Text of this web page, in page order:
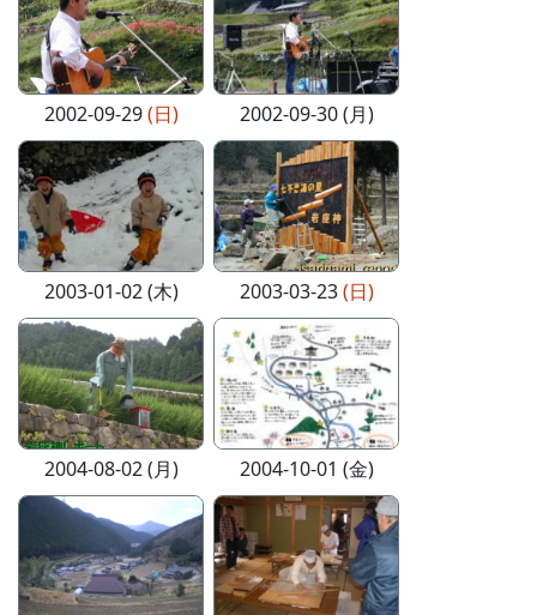
2002-09-29(日) 2002-09-30 (月)
2003-01-02 (木) 2003-03-23(日)
2004-08-02 (月) 2004-10-01 (金)